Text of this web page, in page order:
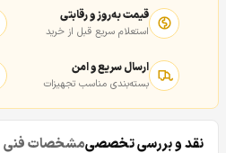
قیمت به‌روز و رقابتی
استعلام سریع قبل از خرید
ارسال سریع و امن
بسته‌بندی مناسب تجهیزات
نقد و بررسی تخصصیمشخصات فنی